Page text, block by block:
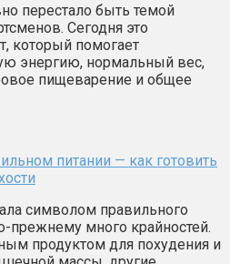
перестало быть темой
Сегодня это
который помогает
энергию, нормальный вес,
пищеварение и общее
питании — как готовить
символом правильного
прежнему много крайностей.
продуктом для похудения и